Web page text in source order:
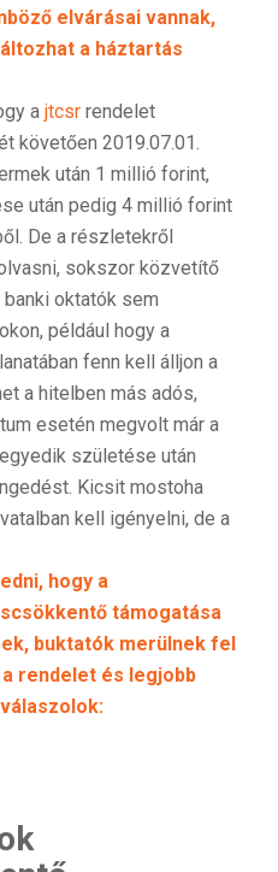
elvárásai vannak,
a háztartás
a jtcsrrendelet
követően 2019.07.01.
után 1 millió forint,
után pedig 4 millió forint
De a részletekről
sokszor közvetítő
oktatók sem
például hogy a
fenn kell álljon a
a hitelben más adós,
esetén megvolt már a
születése után
Kicsit mostoha
kell igényelni, de a
hogy a
támogatása
buktatók merülnek fel
rendelet és legjobb